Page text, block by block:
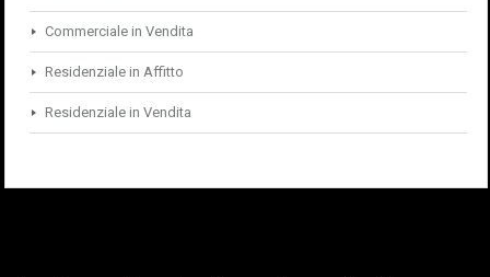
Commerciale in Vendita
Residenziale in Affitto
Residenziale in Vendita